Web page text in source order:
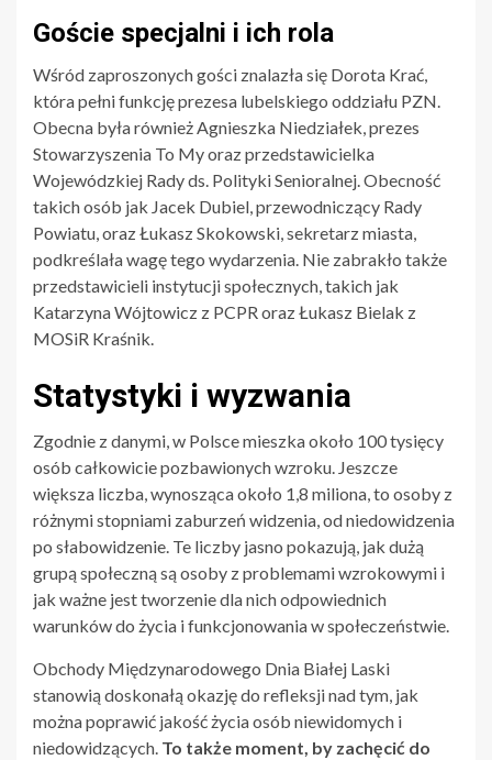
Goście specjalni i ich rola
Wśród zaproszonych gości znalazła się Dorota Krać,
która pełni funkcję prezesa lubelskiego oddziału PZN.
Obecna była również Agnieszka Niedziałek, prezes
Stowarzyszenia To My oraz przedstawicielka
Wojewódzkiej Rady ds. Polityki Senioralnej. Obecność
takich osób jak Jacek Dubiel, przewodniczący Rady
Powiatu, oraz Łukasz Skokowski, sekretarz miasta,
podkreślała wagę tego wydarzenia. Nie zabrakło także
przedstawicieli instytucji społecznych, takich jak
Katarzyna Wójtowicz z PCPR oraz Łukasz Bielak z
MOSiR Kraśnik.
Statystyki i wyzwania
Zgodnie z danymi, w Polsce mieszka około 100 tysięcy
osób całkowicie pozbawionych wzroku. Jeszcze
większa liczba, wynosząca około 1,8 miliona, to osoby z
różnymi stopniami zaburzeń widzenia, od niedowidzenia
po słabowidzenie. Te liczby jasno pokazują, jak dużą
grupą społeczną są osoby z problemami wzrokowymi i
jak ważne jest tworzenie dla nich odpowiednich
warunków do życia i funkcjonowania w społeczeństwie.
Obchody Międzynarodowego Dnia Białej Laski
stanowią doskonałą okazję do refleksji nad tym, jak
można poprawić jakość życia osób niewidomych i
niedowidzących. To także moment, by zachęcić do